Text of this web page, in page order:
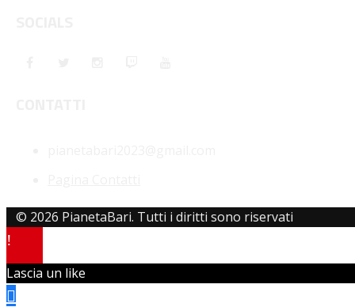
© 2026 PianetaBari. Tutti i diritti sono riservati
Lascia un like